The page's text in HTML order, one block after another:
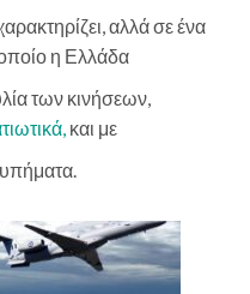
αλλά σε ένα
η Ελλάδα
των κινήσεων,
και με